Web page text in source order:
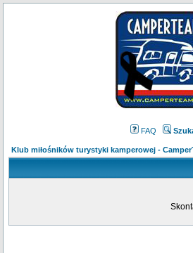
FAQ
Klub miłośników turystyki kamperowej -